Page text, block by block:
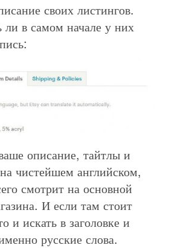
своих листингов.
ли в самом начале у них
описание, тайтлы и
чистейшем английском,
смотрит на основной
И если там стоит
и искать в заголовке и
русские слова.